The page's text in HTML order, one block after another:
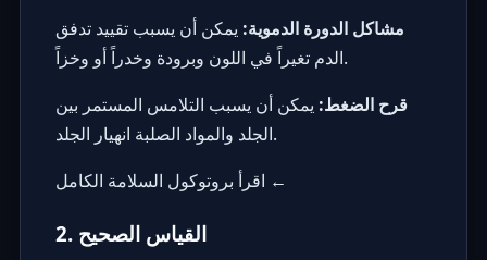
مشاكل الدورة الدموية: يمكن أن يسبب تقييد تدفق
الدم تغيراً في اللون وبرودة وخدراً أو وخزاً.
قرح الضغط: يمكن أن يسبب التلامس المستمر بين
الجلد والمواد الصلبة انهيار الجلد.
اقرأ بروتوكول السلامة الكامل ←
2. القياس الصحيح